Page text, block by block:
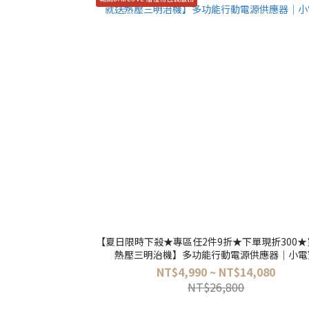
【夏日限時下殺★專區任2件9折★下單現折300★
熱壓三明治機】多功能行動電源供應器│小
NT$4,990 ~ NT$14,080
NT$26,800